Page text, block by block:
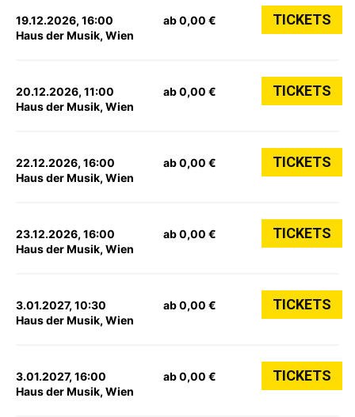
19.12.2026, 16:00
Haus der Musik, Wien
ab 0,00 € TICKETS
20.12.2026, 11:00
Haus der Musik, Wien
ab 0,00 € TICKETS
22.12.2026, 16:00
Haus der Musik, Wien
ab 0,00 € TICKETS
23.12.2026, 16:00
Haus der Musik, Wien
ab 0,00 € TICKETS
3.01.2027, 10:30
Haus der Musik, Wien
ab 0,00 € TICKETS
3.01.2027, 16:00
Haus der Musik, Wien
ab 0,00 € TICKETS